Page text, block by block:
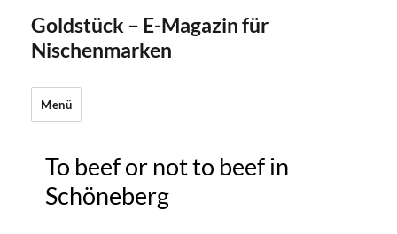
Goldstück – E-Magazin für
Nischenmarken
Menü
To beef or not to beef in
Schöneberg